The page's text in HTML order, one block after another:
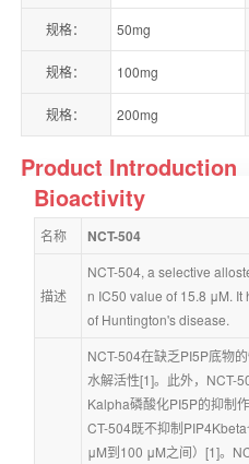
规格： 50mg
规格： 100mg
规格： 200mg
Product Introduction
Bioactivity
名称 NCT-504
描述
NCT-504, a selective
n IC50 value of 15.8 μM.
of Huntington's disease.
NCT-504在缺乏PI5P底物
水解活性[1]。此外，NCT-
Kalpha磷酸化PI5P的抑制
CT-504既不抑制
μM到100 μM之间）[1]。